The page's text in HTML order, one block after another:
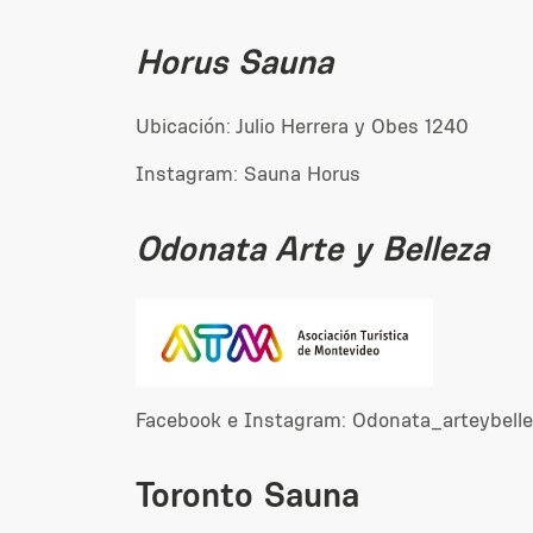
Horus Sauna
Ubicación: Julio Herrera y Obes 1240
Instagram: Sauna Horus
Odonata Arte y Belleza
Facebook e Instagram:
Toronto Sauna